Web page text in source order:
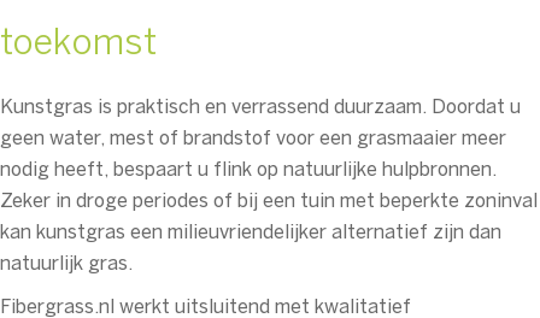
toekomst
Kunstgras is praktisch en verrassend duurzaam. Doordat u
geen water, mest of brandstof voor een grasmaaier meer
nodig heeft, bespaart u flink op natuurlijke hulpbronnen.
Zeker in droge periodes of bij een tuin met beperkte zoninval
kan kunstgras een milieuvriendelijker alternatief zijn dan
natuurlijk gras.
Fibergrass.nl werkt uitsluitend met kwalitatief